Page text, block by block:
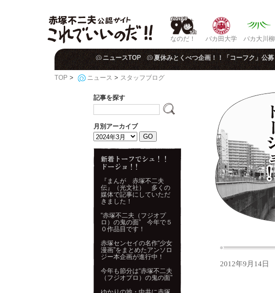
なのだ！ バカ田大学 バカ大川柳
ニュースTOP 夏休みとくべつ企画！！「コーフク」公募
TOP > ニュース > スタッフブログ
2012年9月14日
記事を探す
月別アーカイブ
『まんが 赤塚不二夫
伝』（光文社） 多くの
媒体で記事にしていただ
きました！
“赤塚不二夫（フジオプ
ロ）の鬼の面” 今年で５
０作品目です！
赤塚センセイの名作“少女
漫画”をまとめたアンソロ
ジー本企画が進行中！
今年も節分は“赤塚不二夫
（フジオプロ）の鬼の面”